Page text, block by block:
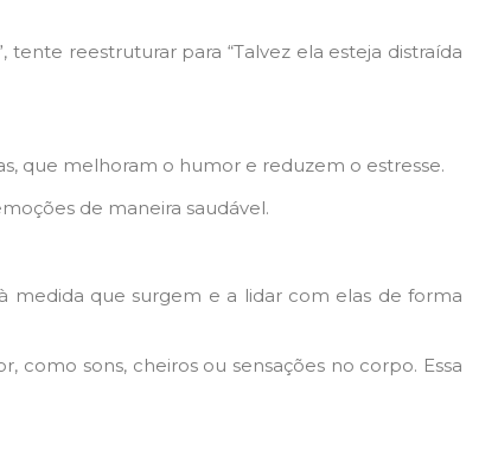
reestruturar para “Talvez ela esteja distraída
que melhoram o humor e reduzem o estresse.
de maneira saudável.
medida que surgem e a lidar com elas de forma
como sons, cheiros ou sensações no corpo. Essa